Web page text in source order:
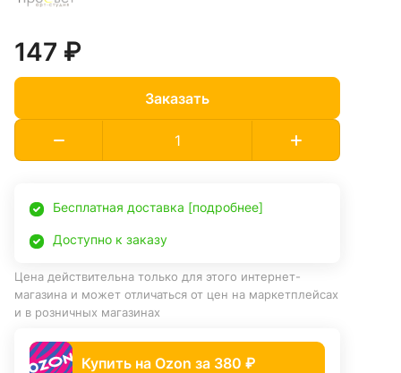
147 ₽
Заказать
Бесплатная доставка [подробнее]
Доступно к заказу
Цена действительна только для этого интернет-
магазина и может отличаться от цен на маркетплейсах
и в розничных магазинах
Купить на Ozon за 380 ₽